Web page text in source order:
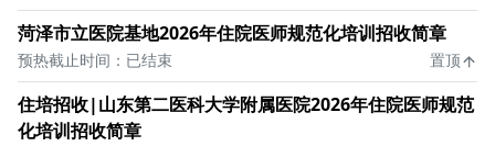
菏泽市立医院基地2026年住院医师规范化培训招收简章
预热截止时间：已结束 置顶
住培招收|山东第二医科大学附属医院2026年住院医师规范
化培训招收简章